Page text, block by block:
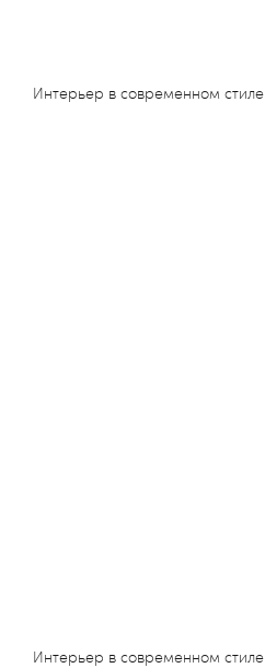
Интерьер в современном стиле
Интерьер в современном стиле